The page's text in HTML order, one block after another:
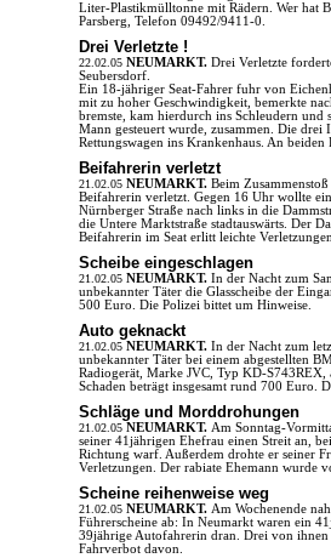
Liter-Plastikmülltonne mit Rädern. Wer hat
Parsberg, Telefon 09492/9411-0.
Drei Verletzte !
22.02.05 NEUMARKT. Drei Verletzte
Seubersdorf.
Ein 18-jähriger Seat-Fahrer fuhr von
mit zu hoher Geschwindigkeit, bemerkte
bremste, kam hierdurch ins Schleudern
Mann gesteuert wurde, zusammen. Die drei
Rettungswagen ins Krankenhaus. An
Beifahrerin verletzt
21.02.05 NEUMARKT. Beim
Beifahrerin verletzt. Gegen 16 Uhr wollte
Nürnberger Straße nach links in die
die Untere Marktstraße stadtauswärts. Der
Beifahrerin im Seat erlitt leichte
Scheibe eingeschlagen
21.02.05 NEUMARKT. In der Nacht zum
unbekannter Täter die Glasscheibe der
500 Euro. Die Polizei bittet um Hinweise.
Auto geknackt
21.02.05 NEUMARKT. In der Nacht zum
unbekannter Täter bei einem abgestellten
Radiogerät, Marke JVC, Typ KD-S743REX,
Schaden beträgt insgesamt rund 700 Euro.
Schläge und Morddrohungen
21.02.05 NEUMARKT. Am Sonntag-
seiner 41jährigen Ehefrau einen Streit an,
Richtung warf. Außerdem drohte er seiner
Verletzungen. Der rabiate Ehemann wurde
Scheine reihenweise weg
21.02.05 NEUMARKT. Am Wochenende
Führerscheine ab: In Neumarkt waren ein
39jährige Autofahrerin dran. Drei von
Fahrverbot davon.